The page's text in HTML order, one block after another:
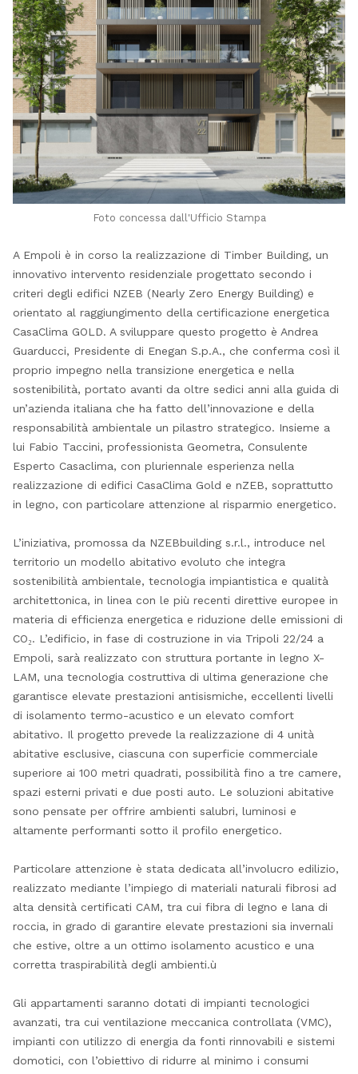
Foto concessa dall'Ufficio Stampa
A Empoli è in corso la realizzazione di Timber Building, un
innovativo intervento residenziale progettato secondo i
criteri degli edifici NZEB (Nearly Zero Energy Building) e
orientato al raggiungimento della certificazione energetica
CasaClima GOLD. A sviluppare questo progetto è Andrea
Guarducci, Presidente di Enegan S.p.A., che conferma così il
proprio impegno nella transizione energetica e nella
sostenibilità, portato avanti da oltre sedici anni alla guida di
un’azienda italiana che ha fatto dell’innovazione e della
responsabilità ambientale un pilastro strategico. Insieme a
lui Fabio Taccini, professionista Geometra, Consulente
Esperto Casaclima, con pluriennale esperienza nella
realizzazione di edifici CasaClima Gold e nZEB, soprattutto
in legno, con particolare attenzione al risparmio energetico.
L’iniziativa, promossa da NZEBbuilding s.r.l., introduce nel
territorio un modello abitativo evoluto che integra
sostenibilità ambientale, tecnologia impiantistica e qualità
architettonica, in linea con le più recenti direttive europee in
materia di efficienza energetica e riduzione delle emissioni di
CO₂. L’edificio, in fase di costruzione in via Tripoli 22/24 a
Empoli, sarà realizzato con struttura portante in legno X-
LAM, una tecnologia costruttiva di ultima generazione che
garantisce elevate prestazioni antisismiche, eccellenti livelli
di isolamento termo-acustico e un elevato comfort
abitativo. Il progetto prevede la realizzazione di 4 unità
abitative esclusive, ciascuna con superficie commerciale
superiore ai 100 metri quadrati, possibilità fino a tre camere,
spazi esterni privati e due posti auto. Le soluzioni abitative
sono pensate per offrire ambienti salubri, luminosi e
altamente performanti sotto il profilo energetico.
Particolare attenzione è stata dedicata all’involucro edilizio,
realizzato mediante l’impiego di materiali naturali fibrosi ad
alta densità certificati CAM, tra cui fibra di legno e lana di
roccia, in grado di garantire elevate prestazioni sia invernali
che estive, oltre a un ottimo isolamento acustico e una
corretta traspirabilità degli ambienti.ù
Gli appartamenti saranno dotati di impianti tecnologici
avanzati, tra cui ventilazione meccanica controllata (VMC),
impianti con utilizzo di energia da fonti rinnovabili e sistemi
domotici, con l’obiettivo di ridurre al minimo i consumi